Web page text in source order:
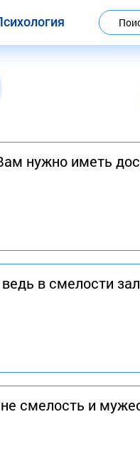
нужно иметь
в смелости
смелость и